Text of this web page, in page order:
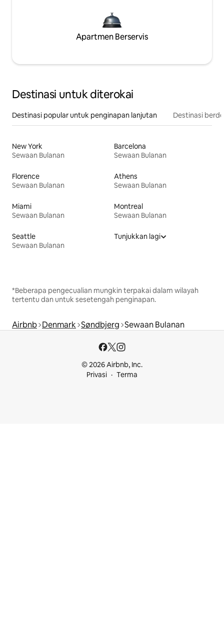
Apartmen Berservis
Destinasi untuk diterokai
Destinasi popular untuk penginapan lanjutan Destinasi
New York
Sewaan Bulanan
Barcelona
Sewaan Bulanan
Florence
Sewaan Bulanan
Athens
Sewaan Bulanan
Miami
Sewaan Bulanan
Montreal
Sewaan Bulanan
Seattle
Sewaan Bulanan
Tunjukkan lagi
*Beberapa pengecualian mungkin terpakai dalam wilayah
tertentu dan untuk sesetengah penginapan.
Airbnb Denmark Søndbjerg Sewaan Bulanan
© 2026 Airbnb, Inc.
Privasi
Terma